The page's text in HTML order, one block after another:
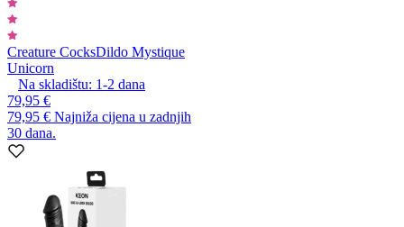
Creature CocksDildo Mystique
Unicorn
Na skladištu: 1-2 dana
79,95 €
79,95 € Najniža cijena u zadnjih
30 dana.